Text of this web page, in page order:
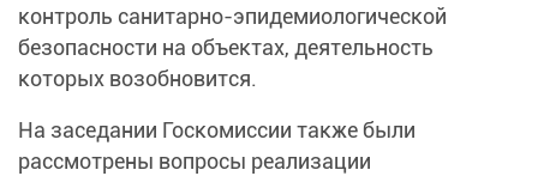
контроль санитарно-эпидемиологической
безопасности на объектах, деятельность
которых возобновится.
На заседании Госкомиссии также были
рассмотрены вопросы реализации